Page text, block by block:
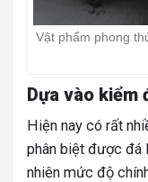
Vật phẩm phong
Dựa vào kiểm
Hiện nay có rất
phân biệt được đá
nhiên mức độ